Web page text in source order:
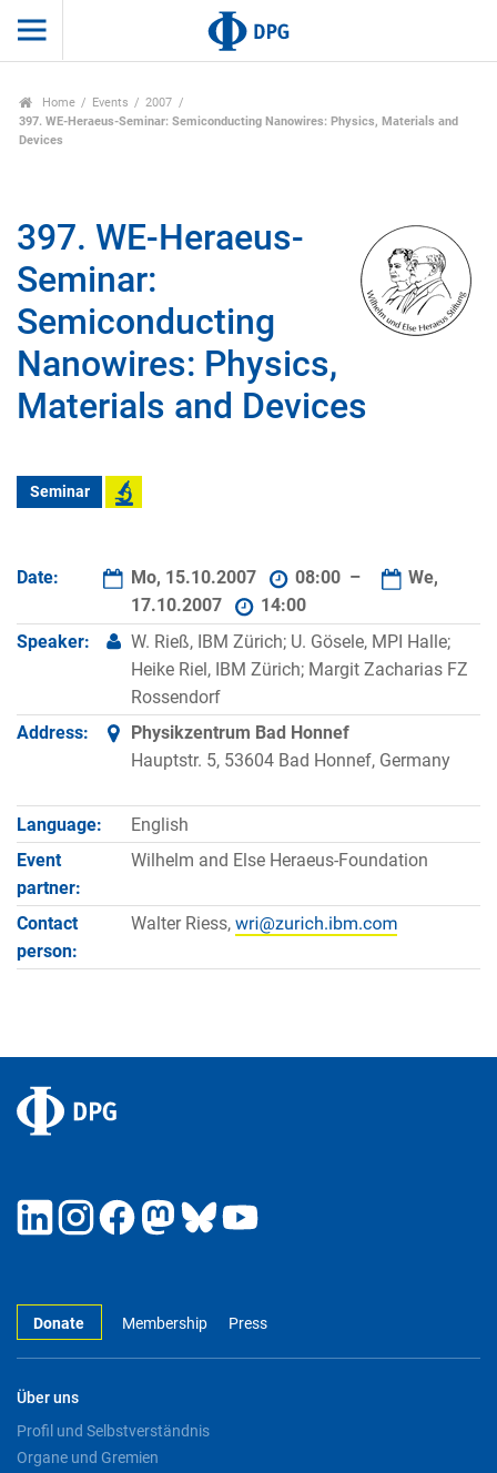
Home Events
2007
397. WE-Heraeus-Seminar: Semiconducting Nanowires: Physics, Materials and
Devices
397. WE-Heraeus-
Seminar:
Semiconducting
Nanowires: Physics,
Materials and Devices
Seminar
Date: Mo, 15.10.2007 08:00 –
We,
17.10.2007
14:00
Speaker:
W. Rieß, IBM Zürich; U. Gösele, MPI Halle;
Heike Riel, IBM Zürich; Margit Zacharias FZ
Rossendorf
Address:
Physikzentrum Bad Honnef
Hauptstr. 5, 53604 Bad Honnef, Germany
Language:
English
Event
partner:
Wilhelm and Else Heraeus-Foundation
Contact
person:
Walter Riess,
Donate Membership Press
Über uns
Profil und Selbstverständnis
Organe und Gremien